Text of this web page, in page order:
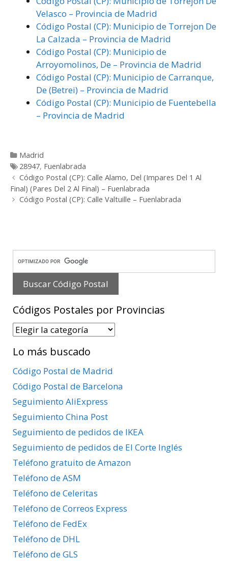
Velasco – Provincia de Madrid
Código Postal (CP): Municipio de Torrejon De
La Calzada – Provincia de Madrid
Código Postal (CP): Municipio de
Arroyomolinos, De – Provincia de Madrid
Código Postal (CP): Municipio de Carranque,
De (Betrei) – Provincia de Madrid
Código Postal (CP): Municipio de Fuentebella
– Provincia de Madrid
Categorías
Madrid
Etiquetas
28947, Fuenlabrada
Post
navigation
Código Postal (CP): Calle Alamo, Del (Impares Del 1 Al
Final) (Pares Del 2 Al Final) – Fuenlabrada
Código Postal (CP): Calle Valtuille – Fuenlabrada
Códigos Postales por Provincias
Códigos
por
Provincias
Lo más buscado
Código Postal de Madrid
Código Postal de Barcelona
Seguimiento AliExpress
Seguimiento China Post
Seguimiento de pedidos de IKEA
Seguimiento de pedidos de El Corte Inglés
Teléfono gratuito de Amazon
Teléfono de ASM
Teléfono de Celeritas
Teléfono de Correos Express
Teléfono de FedEx
Teléfono de DHL
Teléfono de GLS